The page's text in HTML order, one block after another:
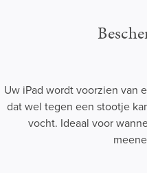
Uw iPad wordt voorzien van
dat wel tegen een stootje
vocht. Ideaal voor